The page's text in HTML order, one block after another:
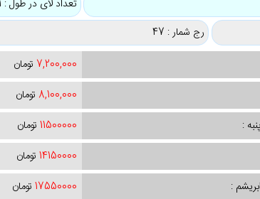
تعداد لای در طول : 421 (62 سانتی متر)
رج شمار : 47
7,200,000 تومان
8,100,000 تومان
:
11500000 تومان
14150000 تومان
:
17550000 تومان